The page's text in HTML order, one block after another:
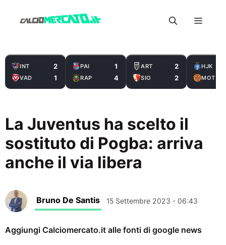
Menu
INT 2
VAD 1
PAI 1
RAP 4
ART 2
SIO 2
HJK
MOT
La Juventus ha scelto il
sostituto di Pogba: arriva
anche il via libera
Bruno De Santis 15 Settembre 2023 - 06:43
Aggiungi Calciomercato.it alle fonti di google news